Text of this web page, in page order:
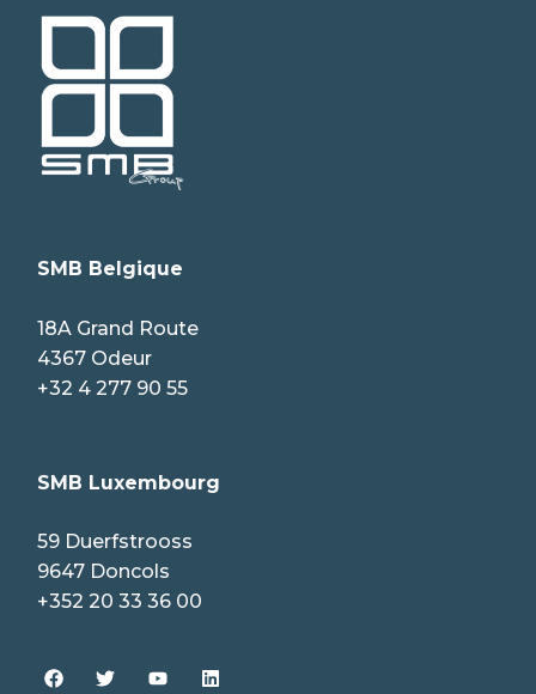
SMB Belgique
18A Grand Route
4367 Odeur
+32 4 277 90 55
SMB Luxembourg
59 Duerfstrooss
9647 Doncols
+352 20 33 36 00